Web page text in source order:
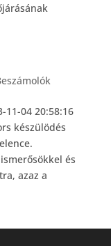
11-04 20:58:16
készülödés
és
azaz a